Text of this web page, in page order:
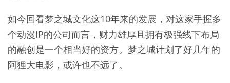
如今回看梦之城文化这10年来的发展，对这家手握多
个动漫IP的公司而言，财力雄厚且拥有极强线下布局
的融创是一个相当好的资方。梦之城计划了好几年的
阿狸大电影，或许也不远了。